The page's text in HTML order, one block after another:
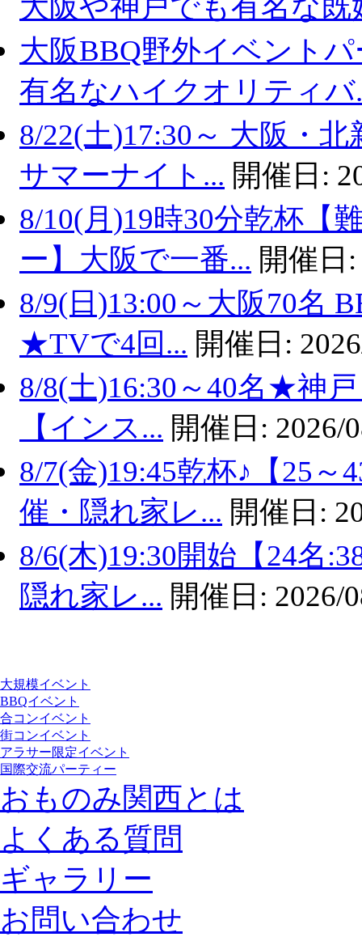
大阪や神戸でも有名な既
大阪BBQ野外イベント
有名なハイクオリティバ
8/22(土)17:30～ 大阪・
サマーナイト... 開催日:
8/10(月)19時30分乾杯【
ー】大阪で一番... 開催日
8/9(日)13:00～大阪70名
★TVで4回... 開催日:
8/8(土)16:30～40名★神
【インス... 開催日: 2026/
8/7(金)19:45乾杯♪【25
催・隠れ家レ... 開催日:
8/6(木)19:30開始【24名
隠れ家レ... 開催日: 2026/
大規模イベント
BBQイベント
合コンイベント
街コンイベント
アラサー限定イベント
国際交流パーティー
おものみ関西とは
よくある質問
ギャラリー
お問い合わせ